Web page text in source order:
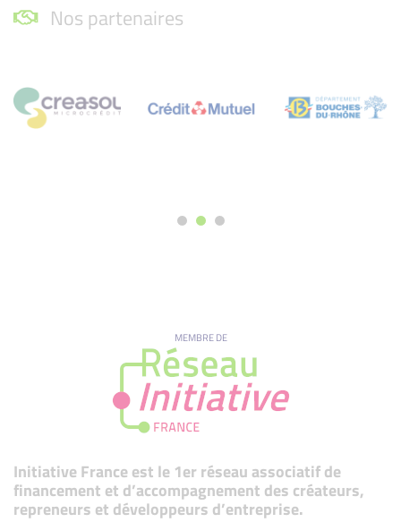
Nos partenaires
MEMBRE DE
Initiative France est le 1er réseau associatif de
financement et d’accompagnement des créateurs,
repreneurs et développeurs d’entreprise.